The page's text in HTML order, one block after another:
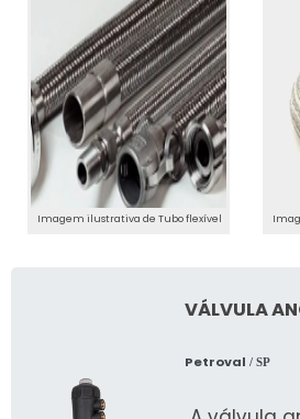
Imagem ilustrativa de Tubo flexível
VÁLVULA
Petroval / SP